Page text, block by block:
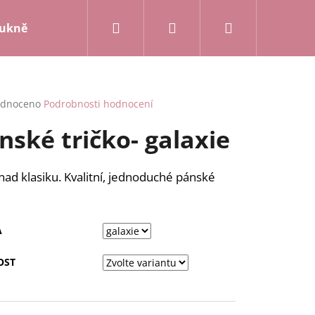
a kalhoty Mikiny a kardigany
Přihlášení
Podrobnosti hodnocení
tričko- galaxie
klasiku. Kvalitní, jednoduché pánské